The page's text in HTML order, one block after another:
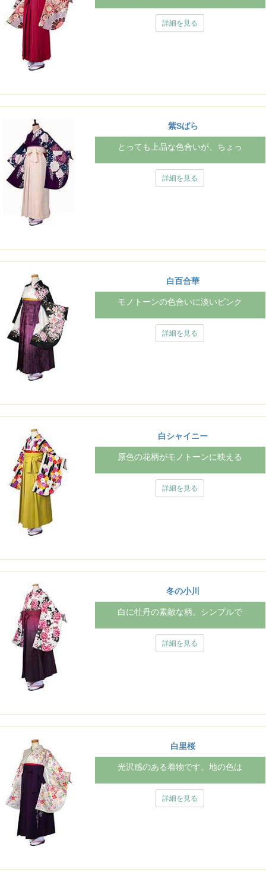
詳細を見る
紫Sばら
とっても上品な色合いが、ちょっ
詳細を見る
白百合華
モノトーンの色合いに淡いピンク
詳細を見る
白シャイニー
原色の花柄がモノトーンに映える
詳細を見る
冬の小川
白に牡丹の素敵な柄。シンプルで
詳細を見る
白里桜
光沢感のある着物です。地の色は
詳細を見る